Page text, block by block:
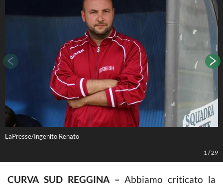
LaPresse/Ingenito Renato
1 /29
CURVA SUD REGGINA – Abbiamo criticato la